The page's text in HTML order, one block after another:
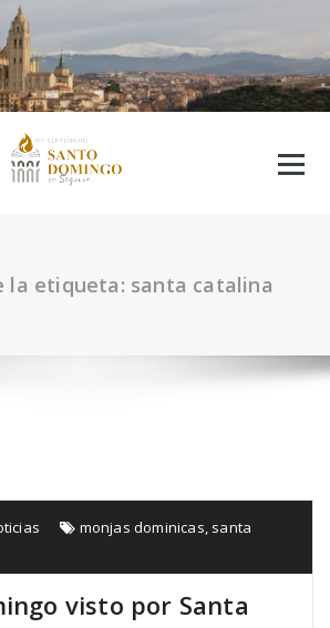
la etiqueta: santa catalina
monjas dominicas santa
visto por Santa